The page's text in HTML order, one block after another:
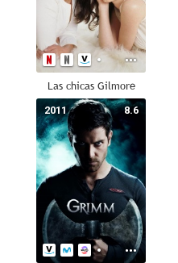
Las chicas Gilmore
8.6
2011